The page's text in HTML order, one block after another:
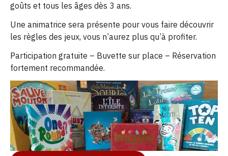
goûts et tous les âges dès 3 ans.
Une animatrice sera présente pour vous faire découvrir
les règles des jeux, vous n’aurez plus qu’à profiter.
Participation gratuite – Buvette sur place – Réservation
fortement recommandée.